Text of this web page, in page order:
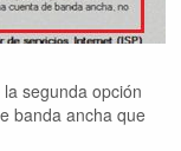
segunda opción
banda ancha que